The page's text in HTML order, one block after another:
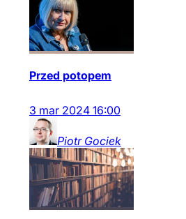
Przed potopem
3 mar 2024 16:00
Piotr Gociek